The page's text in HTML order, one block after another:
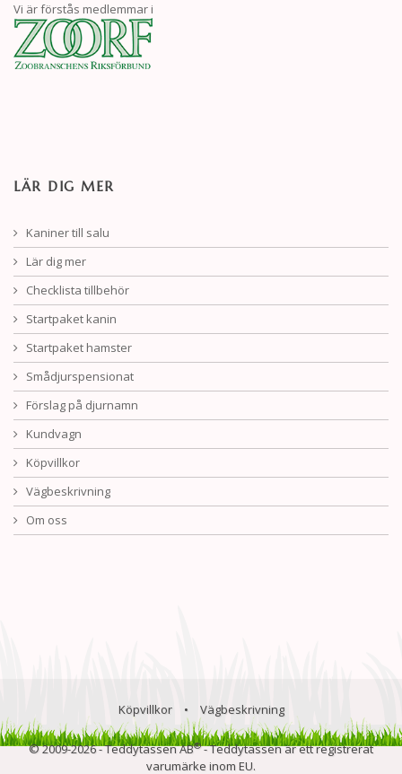
Vi är förstås medlemmar i
LÄR DIG MER
Kaniner till salu
Lär dig mer
Checklista tillbehör
Startpaket kanin
Startpaket hamster
Smådjurspensionat
Förslag på djurnamn
Kundvagn
Köpvillkor
Vägbeskrivning
Om oss
Köpvillkor • Vägbeskrivning
© 2009-2026 - Teddytassen AB®- Teddytassen är ett registrerat
varumärke inom EU.